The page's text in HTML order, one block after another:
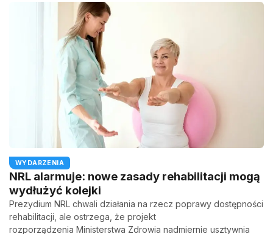
WYDARZENIA
NRL alarmuje: nowe zasady rehabilitacji mogą
wydłużyć kolejki
Prezydium NRL chwali działania na rzecz poprawy dostępności
rehabilitacji, ale ostrzega, że projekt
rozporządzenia Ministerstwa Zdrowia nadmiernie usztywnia